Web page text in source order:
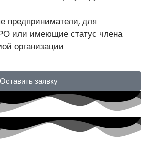
предприниматели, для
или имеющие статус члена
организации
Оставить заявку